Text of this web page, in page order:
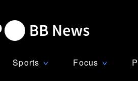
Sports ∨ Focus ∨